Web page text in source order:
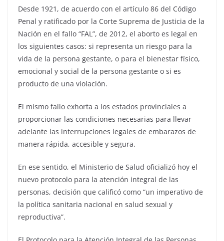
Desde 1921, de acuerdo con el artículo 86 del Código
Penal y ratificado por la Corte Suprema de Justicia de la
Nación en el fallo “FAL”, de 2012, el aborto es legal en
los siguientes casos: si representa un riesgo para la
vida de la persona gestante, o para el bienestar físico,
emocional y social de la persona gestante o si es
producto de una violación.
El mismo fallo exhorta a los estados provinciales a
proporcionar las condiciones necesarias para llevar
adelante las interrupciones legales de embarazos de
manera rápida, accesible y segura.
En ese sentido, el Ministerio de Salud oficializó hoy el
nuevo protocolo para la atención integral de las
personas, decisión que calificó como “un imperativo de
la política sanitaria nacional en salud sexual y
reproductiva”.